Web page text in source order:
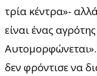
τρία κέντρα»-
είναι ένας
δεν φρόντισε να